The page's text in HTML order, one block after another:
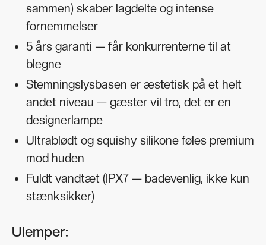
sammen) skaber lagdelte og intense
fornemmelser
5 års garanti — får konkurrenterne til at
blegne
Stemningslysbasen er æstetisk på et helt
andet niveau — gæster vil tro, det er en
designerlampe
Ultrablødt og squishy silikone føles premium
mod huden
Fuldt vandtæt (IPX7 — badevenlig, ikke kun
stænksikker)
Ulemper: